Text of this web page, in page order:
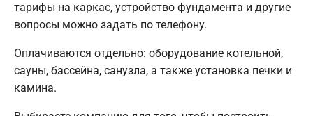
тарифы на каркас, устройство фундамента и другие
вопросы можно задать по телефону.
Оплачиваются отдельно: оборудование котельной,
сауны, бассейна, санузла, а также установка печки и
камина.